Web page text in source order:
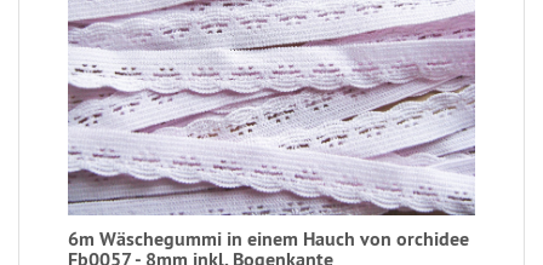
6m Wäschegummi in einem Hauch von orchidee
Fb0057 - 8mm inkl. Bogenkante